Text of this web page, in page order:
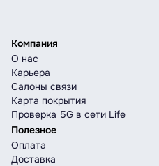
Компания
О нас
Карьера
Салоны связи
Карта покрытия
Проверка 5G в сети Life
Полезное
Оплата
Доставка